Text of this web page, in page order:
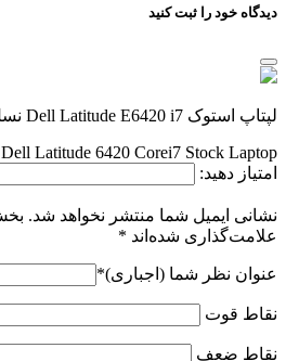
دیدگاه خود را ثبت کنید
لپتاپ استوک Dell Latitude E6420 i7 نسل ۲
Dell Latitude 6420 Corei7 Stock Laptop
امتیاز دهید:
نشانی ایمیل شما منتشر نخواهد شد.
علامت‌گذاری شده‌اند *
عنوان نظر شما (اجباری)*
نقاط قوت
نقاط ضعف